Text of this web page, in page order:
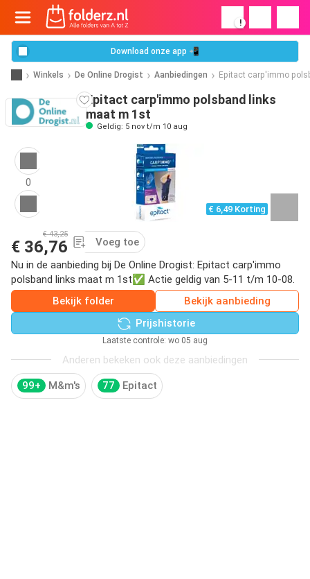
!
Download onze app 📲
Winkels De Online Drogist Aanbiedingen Epitact carp'immo
Epitact carp'immo polsband links
maat m 1st
Geldig: 5 nov t/m 10 aug
0
€ 6,49 Korting
€ 43,25
€ 36,76
Voeg toe
Nu in de aanbieding bij De Online Drogist: Epitact carp'immo
polsband links maat m 1st✅ Actie geldig van 5-11 t/m 10-08.
Bekijk folder
Bekijk aanbieding
Prijshistorie
Laatste controle: wo 05 aug
Anderen bekeken ook deze aanbiedingen
99+ M&m's 77 Epitact